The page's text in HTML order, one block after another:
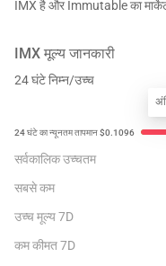
IMX है और Immutable का
IMX मूल्य जानकारी
24 घंटे निम्न/उच्च
सर्वकालिक उच्चतम
सबसे कम
उच्च मूल्य 7D
कम कीमत 7D